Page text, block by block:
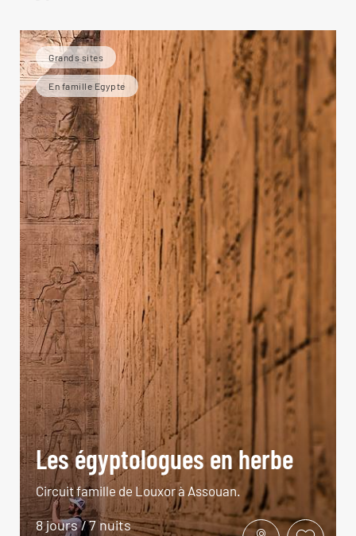
Grands sites
En famille Egypte
Les égyptologues en herbe
Circuit famille de Louxor à Assouan.
8 jours / 7 nuits